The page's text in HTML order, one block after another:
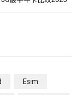
Esim